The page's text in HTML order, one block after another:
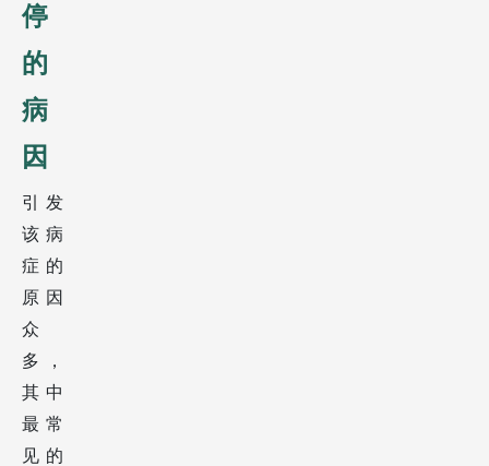
停
的
病
因
引发
该病
症的
原因
众
多，
其中
最常
见的